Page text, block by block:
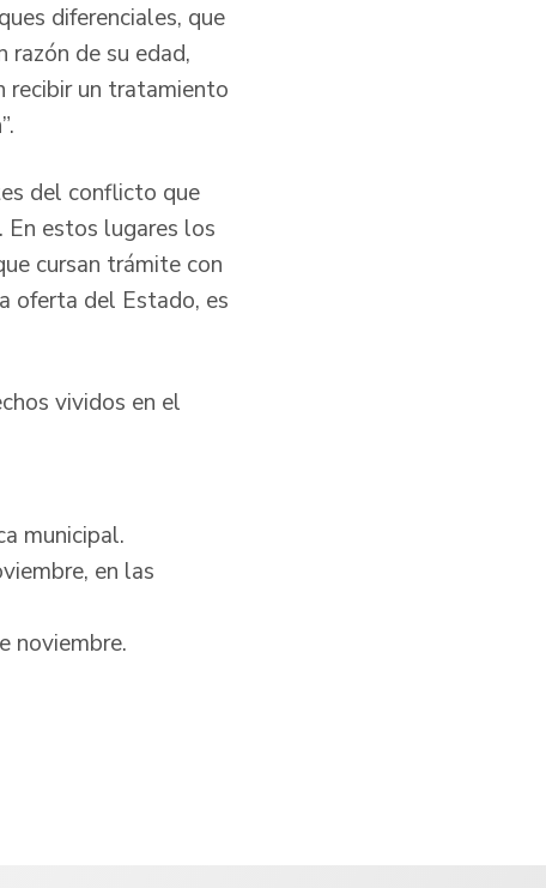
diferenciales, que
razón de su edad,
recibir un tratamiento
del conflicto que
estos lugares los
cursan trámite con
oferta del Estado, es
vividos en el
municipal.
en las
noviembre.